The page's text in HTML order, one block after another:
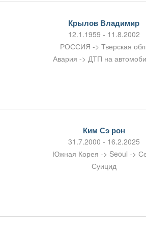
Крылов Владимир
12.1.1959 - 11.8.2002
РОССИЯ -> Тверская
Авария -> ДТП на
Ким Сэ рон
31.7.2000 - 16.2.2025
Южная Корея -> Seoul ->
Суицид